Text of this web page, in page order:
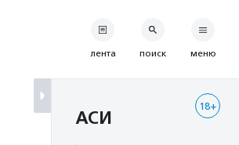
лента поиск меню
18+
АСИ